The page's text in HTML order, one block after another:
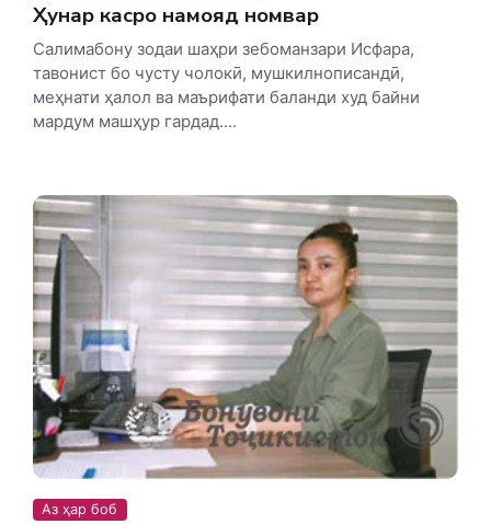
Ҳунар касро намояд номвар
Салимабону зодаи шаҳри зебоманзари Исфара,
тавонист бо чусту чолокӣ, мушкилнописандӣ,
меҳнати ҳалол ва маърифати баланди худ байни
мардум машҳур гардад....
Аз ҳар боб